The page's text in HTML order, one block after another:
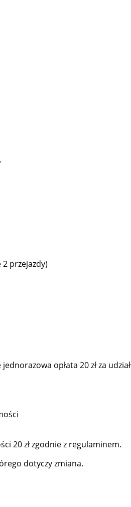
przejazdy)
opłata 20 zł za
20 zł zgodnie z regulaminem.
dotyczy zmiana.